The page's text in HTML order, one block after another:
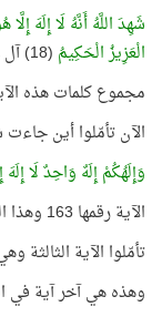
شَهِدَ اللَّهُ أَنَّهُ لَا إِلَهَ
الْعَزِيزُ الْحَكِيمُ (18) آل عمران
مجموع كلمات هذه
الآن تأمّلوا أين جاءت
وَإِلَهُكُمْ إِلَهٌ وَاحِدٌ لَا
الآية رقمها 163 وهذا العدد أوّليّ ترتيبه في قائمة الأعداد الأوّليّة رقم
تأمّلوا الآية الثالثة
وهذه هي آخر آية في